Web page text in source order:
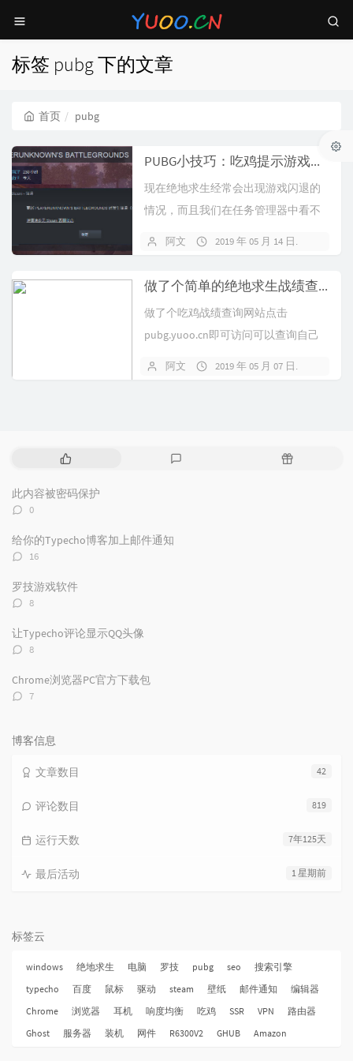
标签 pubg 下的文章
首页 pubg
PUBG小技巧：吃鸡提示游戏中如何简单解决
现在绝地求生经常会出现游戏闪退的
情况，而且我们在任务管理器中看不
阿文 2019 年 05 月 14 日
做了个简单的绝地求生战绩查询网站
做了个吃鸡战绩查询网站点击
pubg.yuoo.cn即可访问可以查询自己
阿文 2019 年 05 月 07 日
热
文
章
随
此内容被密码保护
评
数：
0
给你的Typecho博客加上邮件通知
评
数：
16
罗技游戏软件
评
数：
8
让Typecho评论显示QQ头像
评
数：
8
Chrome浏览器PC官方下载包
评
7
博客信息
42
文章数目
819
评论数目
7年125天
运行天数
1 星期前
最后活动
标签云
windows 绝地求生 电脑 罗技 pubg seo
搜索引擎
typecho
百度 鼠标 驱动 steam 壁纸 邮件通知
编辑器
Chrome
浏览器 耳机 响度均衡 吃鸡 SSR VPN
路由器
Ghost
服务器 装机 网件 R6300V2 GHUB Amazon